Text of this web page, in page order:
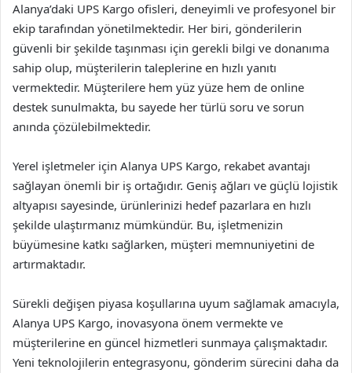
Alanya’daki UPS Kargo ofisleri, deneyimli ve profesyonel bir
ekip tarafından yönetilmektedir. Her biri, gönderilerin
güvenli bir şekilde taşınması için gerekli bilgi ve donanıma
sahip olup, müşterilerin taleplerine en hızlı yanıtı
vermektedir. Müşterilere hem yüz yüze hem de online
destek sunulmakta, bu sayede her türlü soru ve sorun
anında çözülebilmektedir.
Yerel işletmeler için Alanya UPS Kargo, rekabet avantajı
sağlayan önemli bir iş ortağıdır. Geniş ağları ve güçlü lojistik
altyapısı sayesinde, ürünlerinizi hedef pazarlara en hızlı
şekilde ulaştırmanız mümkündür. Bu, işletmenizin
büyümesine katkı sağlarken, müşteri memnuniyetini de
artırmaktadır.
Sürekli değişen piyasa koşullarına uyum sağlamak amacıyla,
Alanya UPS Kargo, inovasyona önem vermekte ve
müşterilerine en güncel hizmetleri sunmaya çalışmaktadır.
Yeni teknolojilerin entegrasyonu, gönderim sürecini daha da